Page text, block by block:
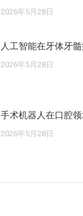
2026年5月28日
人工智能在牙体牙
2026年5月28日
手术机器人在口腔
2026年5月28日